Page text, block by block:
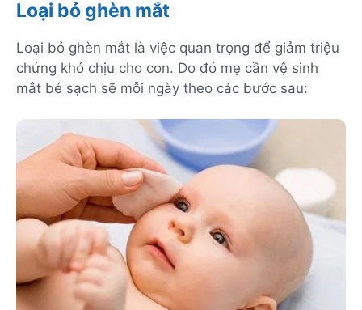
Loại bỏ ghèn mắt
Loại bỏ ghèn mắt là việc quan trọng để giảm triệu
chứng khó chịu cho con. Do đó mẹ cần vệ sinh
mắt bé sạch sẽ mỗi ngày theo các bước sau: